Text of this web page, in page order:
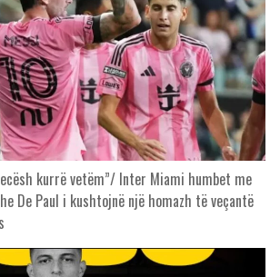
kurrë vetëm”/ Inter Miami humbet me
De Paul i kushtojnë një homazh të veçantë